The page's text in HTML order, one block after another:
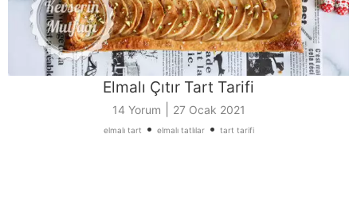
Elmalı Çıtır Tart Tarifi
14 Yorum 27 Ocak 2021
elmalı tart • elmalı tatlılar• tart tarifi